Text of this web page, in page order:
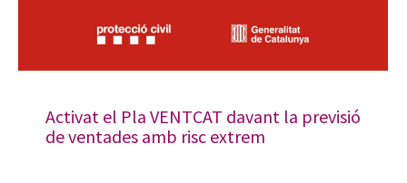
Activat el Pla VENTCAT davant la previsió
de ventades amb risc extrem